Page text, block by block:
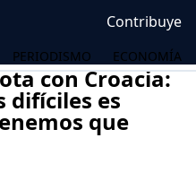
Contribuye
PERIODISMO ECONOMÍA
con Croacia:
difíciles es
que